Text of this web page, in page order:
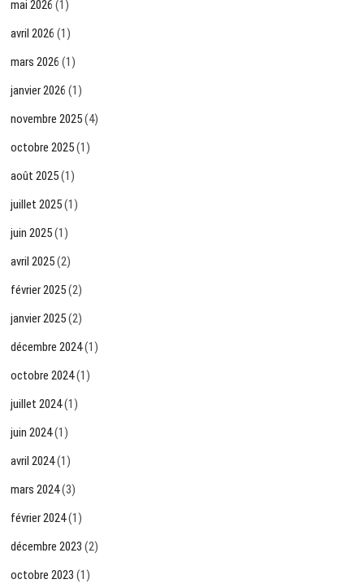
mai 2026 (1)
avril 2026 (1)
mars 2026 (1)
janvier 2026 (1)
novembre 2025(4)
octobre 2025(1)
août 2025(1)
juillet 2025(1)
juin 2025(1)
avril 2025(2)
février 2025(2)
janvier 2025(2)
décembre 2024(1)
octobre 2024(1)
juillet 2024(1)
juin 2024(1)
avril 2024(1)
mars 2024(3)
février 2024(1)
décembre 2023 (2)
octobre 2023 (1)